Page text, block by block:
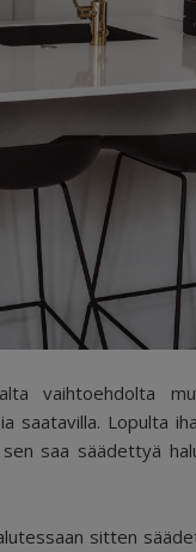
vaihtoehdolta
saatavilla. Lopulta
saa säädettyä
sitten